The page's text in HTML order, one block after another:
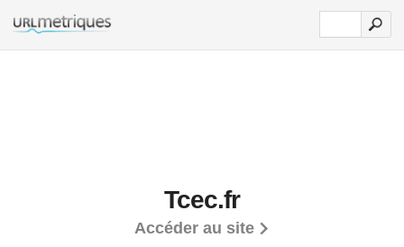
Tcec.fr
Accéder au site